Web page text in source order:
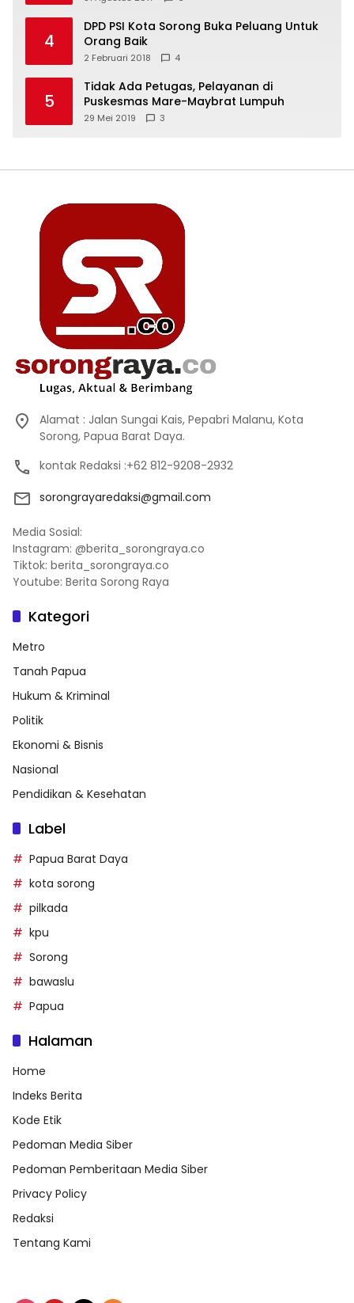
4
DPD PSI Kota Sorong Buka Peluang Untuk
Orang Baik
2 Februari 2018 4
5
Tidak Ada Petugas, Pelayanan di
Puskesmas Mare-Maybrat Lumpuh
29 Mei 2019 3
Alamat : Jalan Sungai Kais, Pepabri Malanu, Kota
Sorong, Papua Barat Daya.
kontak Redaksi :+62 812-9208-2932
sorongrayaredaksi@gmail.com
Media Sosial:
Instagram: @berita_sorongraya.co
Tiktok: berita_sorongraya.co
Youtube: Berita Sorong Raya
Kategori
Metro
Tanah Papua
Hukum & Kriminal
Politik
Ekonomi & Bisnis
Nasional
Pendidikan & Kesehatan
Label
Papua Barat Daya
kota sorong
pilkada
kpu
Sorong
bawaslu
Papua
Halaman
Home
Indeks Berita
Kode Etik
Pedoman Media Siber
Pedoman Pemberitaan Media Siber
Privacy Policy
Redaksi
Tentang Kami